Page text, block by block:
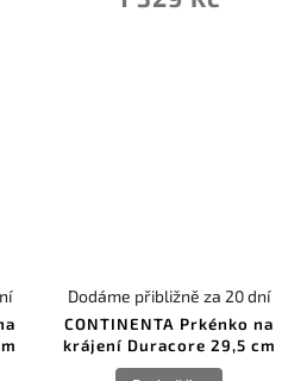
CONTINENTA Prkénko na
krájení Duracore 29,5 cm
Dodáme přibližně za 20 dní